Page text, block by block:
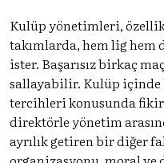
Kulüp yönetimleri,
takımlarda, hem lig hem
ister. Başarısız birkaç
sallayabilir. Kulüp içinde
tercihleri konusunda fikir
direktörle yönetim
ayrılık getiren bir diğer